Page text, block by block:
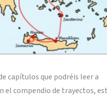
capítulos que podréis leer a
el compendio de trayectos,